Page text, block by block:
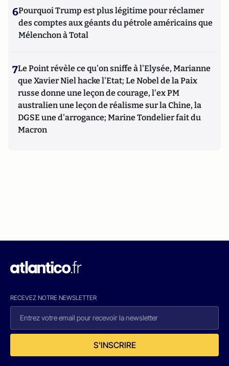
6Pourquoi Trump est plus légitime pour réclamer
des comptes aux géants du pétrole américains que
Mélenchon à Total
7Le Point révèle ce qu'on sniffe à l'Elysée, Marianne
que Xavier Niel hacke l'Etat; Le Nobel de la Paix
russe donne une leçon de courage, l'ex PM
australien une leçon de réalisme sur la Chine, la
DGSE une d'arrogance; Marine Tondelier fait du
Macron
RECEVEZ NOTRE NEWSLETTER
S'INSCRIRE